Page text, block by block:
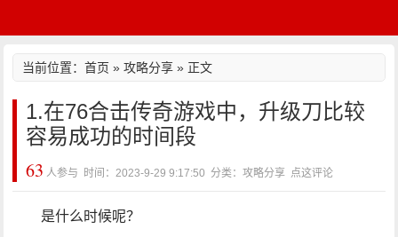
当前位置：首页 »攻略分享 » 正文
1.在76合击传奇游戏中，升级刀比较
容易成功的时间段
63 人参与 时间：2023-9-29 9:17:50 分类：攻略分享 点这评论
是什么时候呢？